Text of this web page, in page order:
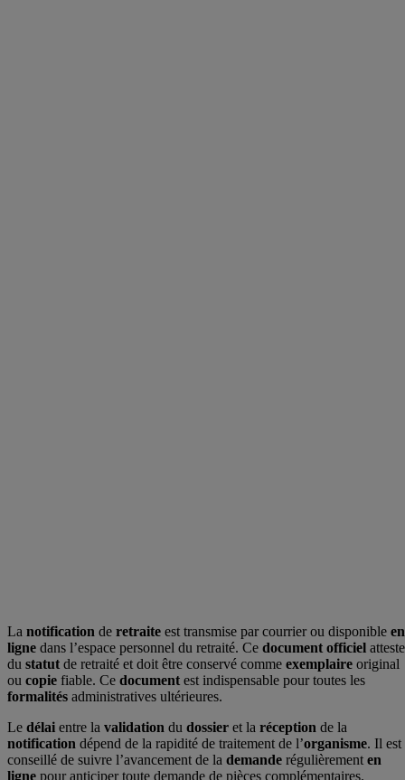
La notification de retraite est transmise par courrier ou disponible en
ligne dans l’espace personnel du retraité. Ce document officiel atteste
du statut de retraité et doit être conservé comme exemplaire original
ou copie fiable. Ce document est indispensable pour toutes les
formalités administratives ultérieures.
Le délai entre la validation du dossier et la réception de la
notification dépend de la rapidité de traitement de l’organisme. Il est
conseillé de suivre l’avancement de la demande régulièrement en
ligne pour anticiper toute demande de pièces complémentaires.